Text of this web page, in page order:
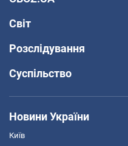
Світ
Розслідування
Суспільство
Новини України
Київ